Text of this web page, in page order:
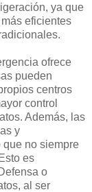
ya que
eficientes
ofrece
pueden
centros
control
Además, las
y
no siempre
es
o
al ser